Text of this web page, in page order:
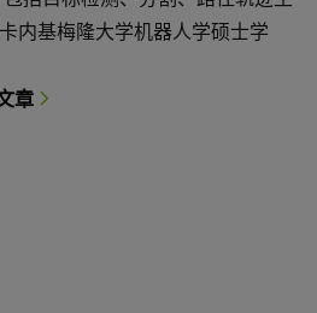
内基梅隆大学机器人学硕士学
章